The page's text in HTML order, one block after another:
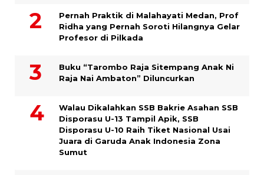
Pernah Praktik di Malahayati Medan, Prof
Ridha yang Pernah Soroti Hilangnya Gelar
Profesor di Pilkada
Buku “Tarombo Raja Sitempang Anak Ni
Raja Nai Ambaton” Diluncurkan
Walau Dikalahkan SSB Bakrie Asahan SSB
Disporasu U-13 Tampil Apik, SSB
Disporasu U-10 Raih Tiket Nasional Usai
Juara di Garuda Anak Indonesia Zona
Sumut